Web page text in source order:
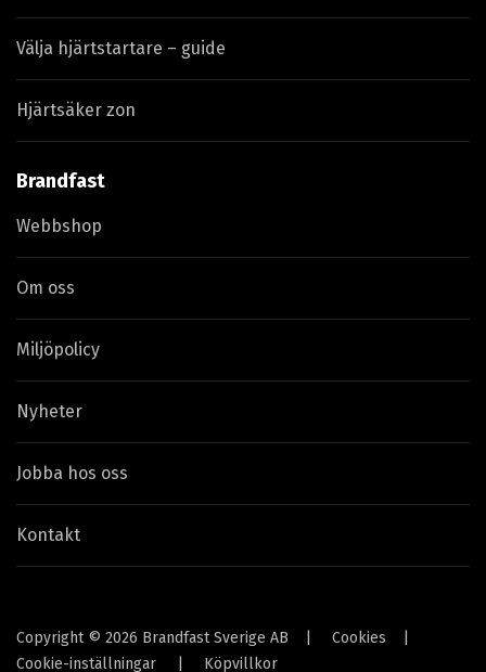
Välja hjärtstartare – guide
Hjärtsäker zon
Brandfast
Webbshop
Om oss
Miljöpolicy
Nyheter
Jobba hos oss
Kontakt
Copyright © 2026 Brandfast Sverige AB Cookies
Cookie-inställningar
Köpvillkor